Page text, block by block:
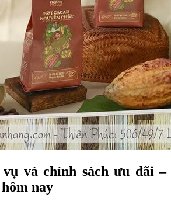
và chính sách ưu đãi –
nay